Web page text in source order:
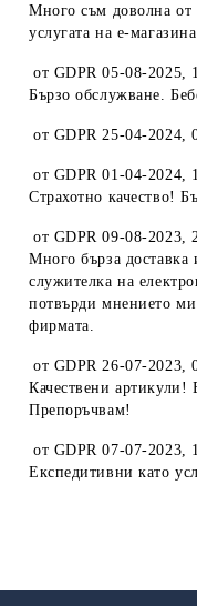
Много съм доволна
услугата на е-
от GDPR 05-08-2025,
Бързо обслужване.
от GDPR 25-04-2024,
от GDPR 01-04-2024,
Страхотно качество!
от GDPR 09-08-2023,
Много бърза
служителка на
потвърди мнението ми
фирмата.
от GDPR 26-07-2023,
Качествени артикули!
Препоръчвам!
от GDPR 07-07-2023,
Експедитивни като